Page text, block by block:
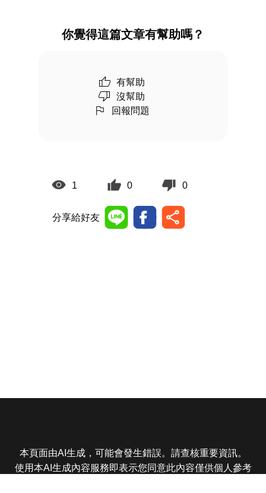
你覺得這篇文章有幫助嗎？
有幫助
沒幫助
回報問題
1 0 0
分享給好友
本頁面由AI生成，可能會發生錯誤。請查核重要資訊。
使用本AI生成內容服務即表示您同意此內容僅供個人參考